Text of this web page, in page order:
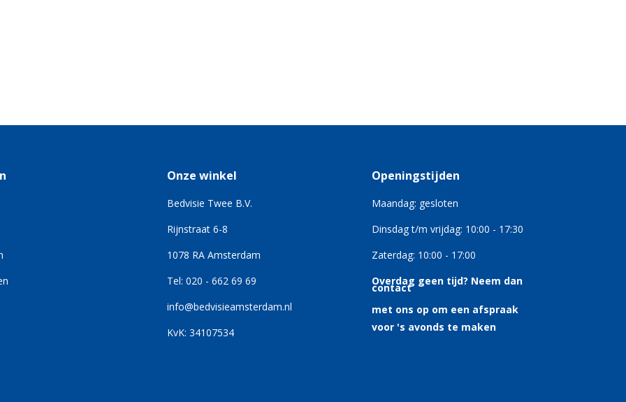
Onze winkel
Bedvisie Twee B.V.
Rijnstraat 6-8
1078 RA Amsterdam
Tel: 020 - 662 69 69
info@bedvisieamsterdam.nl
KvK: 34107534
Openingstijden
Maandag: gesloten
Dinsdag t/m vrijdag: 10:00 - 17:30
Zaterdag: 10:00 - 17:00
Overdag geen tijd? Neem dan
contact
met ons op om een afspraak
voor 's avonds te maken